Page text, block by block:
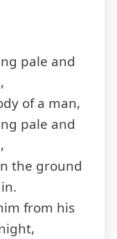
pale and
of a man,
pale and
the ground
from his